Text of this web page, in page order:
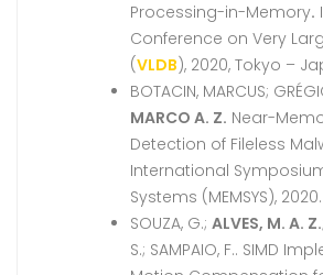
Processing-in-Memory.
Conference on Very
(VLDB), 2020, Tokyo –
BOTACIN, MARCUS;
MARCO A. Z. Near-
Detection of Fileless
International
Systems (MEMSYS), 2020.
SOUZA, G.; ALVES, M. A. Z.
S.; SAMPAIO, F.. SIMD